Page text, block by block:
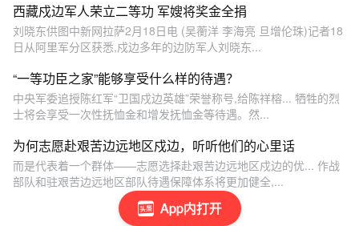
App内打开
西藏戍边军人荣立二等功 军嫂将奖金全捐
刘晓东供图中新网拉萨2月18日电 (吴蘅洋 李海亮 旦增伦珠)记者18
日从阿里军分区获悉,戍边多年的边防军人刘晓东...
“一等功臣之家”能够享受什么样的待遇？
中央军委追授陈红军“卫国戍边英雄”荣誉称号,给陈祥榕... 牺牲的烈
士将会享受一次性抚恤金和增发抚恤金等待遇。然...
为何志愿赴艰苦边远地区戍边，听听他们的心里话
而是代表着一个群体——志愿选择赴艰苦边远地区戍边的优... 作战
部队和驻艰苦边远地区部队待遇保障体系将更加健全,...